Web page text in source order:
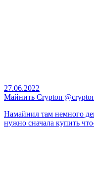
27.06.2022
Майнить Crypton
Намайнил там немного
нужно сначала купить